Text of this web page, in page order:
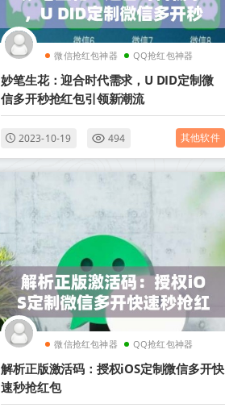
微信抢红包神器 QQ抢红包神器
妙笔生花：迎合时代需求，U DID定制微
信多开秒抢红包引领新潮流
2023-10-19 494 其他软件
微信抢红包神器 QQ抢红包神器
解析正版激活码：授权iOS定制微信多开快
速秒抢红包